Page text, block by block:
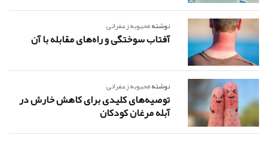
نوشتهمحبوبه زعفرانی
آفتاب سوختگی و راه‌های مقابله با آن
نوشتهمحبوبه زعفرانی
توصیه‌های کلیدی برای کاهش خارش در
آبله مرغان کودکان